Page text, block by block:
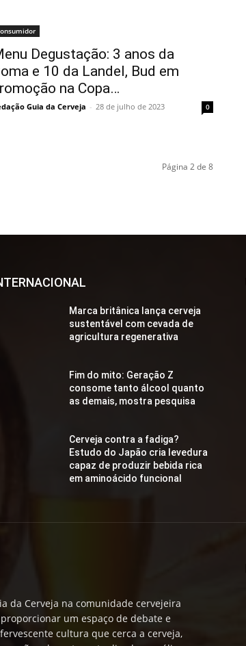
Degustação: 3 anos da
e 10 da Landel, Bud em
na Copa…
Guia da Cerveja - 28 de julho de 2023 0
Página 2 de 8
Marca britânica lança cerveja
sustentável com cevada de
agricultura regenerativa
Fim do mito: Geração Z
consome tanto álcool quanto
as demais, mostra pesquisa
Cerveja contra a fadiga?
Estudo do Japão cria levedura
capaz de produzir bebida rica
em aminoácido funcional
da Cerveja na comunidade cervejeira
um espaço de debate e
cultura que cerca a cerveja,